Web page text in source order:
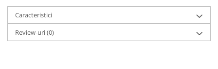
Caracteristici
Review-uri(0)